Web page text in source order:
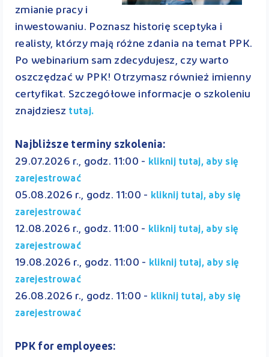
zmianie pracy i
inwestowaniu. Poznasz historię sceptyka i
realisty, którzy mają różne zdania na temat PPK.
Po webinarium sam zdecydujesz, czy warto
oszczędzać w PPK! Otrzymasz również imienny
certyfikat. Szczegółowe informacje o szkoleniu
znajdziesz tutaj.
Najbliższe terminy szkolenia:
29.07.2026 r., godz. 11:00 - kliknij tutaj, aby się
zarejestrować
05.08.2026 r., godz. 11:00 - kliknij tutaj, aby się
zarejestrować
12.08.2026 r., godz. 11:00 - kliknij tutaj, aby się
zarejestrować
19.08.2026 r., godz. 11:00 - kliknij tutaj, aby się
zarejestrować
26.08.2026 r., godz. 11:00 - kliknij tutaj, aby się
zarejestrować
PPK for employees: